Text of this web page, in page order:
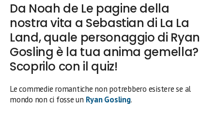
Da Noah de Le pagine della
nostra vita a Sebastian di La La
Land, quale personaggio di Ryan
Gosling è la tua anima gemella?
Scoprilo con il quiz!
Le commedie romantiche non potrebbero esistere se al
mondo non ci fosse un Ryan Gosling.